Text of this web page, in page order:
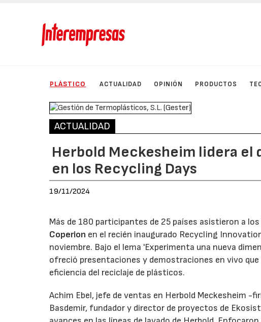
PLÁSTICO ACTUALIDAD OPINIÓN PRODUCTOS
ACTUALIDAD
Herbold Meckesheim lidera
en los Recycling Days
19/11/2024
Más de 180 participantes de 25 países asistieron a
Coperion en el recién inaugurado Recycling
noviembre. Bajo el lema 'Experimenta una nueva
ofreció presentaciones y demostraciones en vivo
eficiencia del reciclaje de plásticos.
Achim Ebel, jefe de ventas en Herbold Meckesheim -
Basdemir, fundador y director de proyectos de